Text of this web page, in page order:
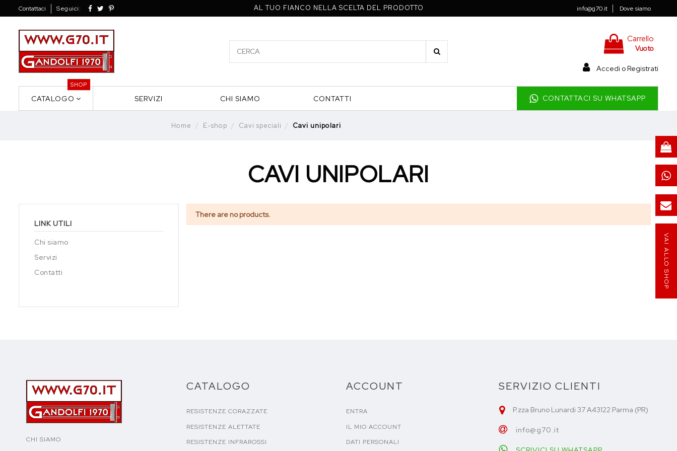
Contattaci Seguici: AL TUO FIANCO NELLA SCELTA DEL PRODOTTO info@g70.it Dove siamo
Carrello
Vuoto
Accedi o Registrati
CATALOGO
SHOP
SERVIZI CHI SIAMO CONTATTI CONTATTACI SU WHATSAPP
Home E-shop Cavi speciali Cavi unipolari
CAVI UNIPOLARI
There are no products.
LINK UTILI
Chi siamo
Servizi
Contatti
CHI SIAMO
CATALOGO
RESISTENZE CORAZZATE
RESISTENZE ALETTATE
RESISTENZE INFRAROSSI
ACCOUNT
ENTRA
IL MIO ACCOUNT
DATI PERSONALI
SERVIZIO CLIENTI
P.zza Bruno Lunardi 37 A43122 Parma (PR)
info@g70.it
VAI ALLO SHOP